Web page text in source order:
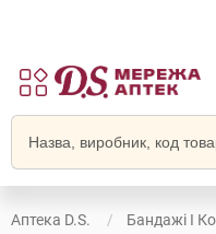
Аптека D.S.
Бандажі І